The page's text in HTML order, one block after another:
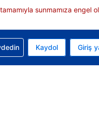
sunmamıza engel
biriminiz Türk lirası
Türkçe
ilgili yardım alın
Kaydol Giriş